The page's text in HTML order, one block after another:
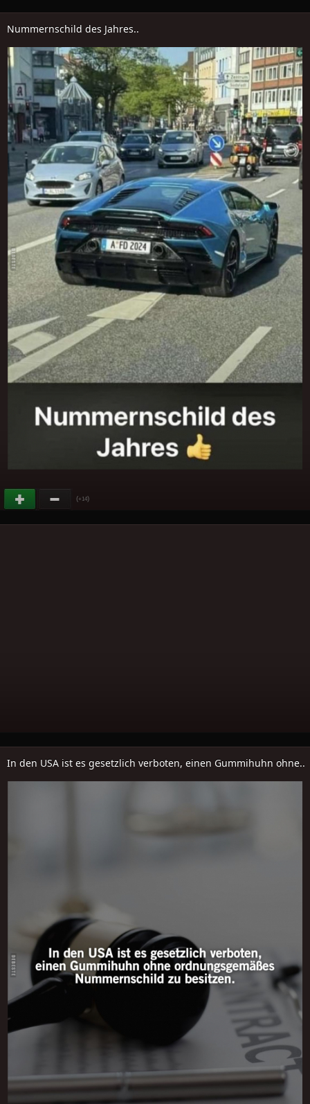
Nummernschild des Jahres..
(+14)
In den USA ist es gesetzlich verboten, einen Gummihuhn ohne..